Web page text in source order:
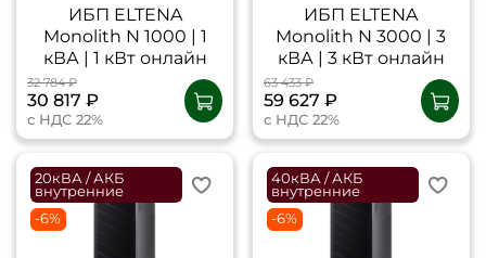
ИБП ELTENA
Monolith N 1000 | 1
кВА | 1 кВт онлайн
32 784 ₽
30 817 ₽
с НДС 22%
ИБП ELTENA
Monolith N 3000 | 3
кВА | 3 кВт онлайн
63 433 ₽
59 627 ₽
с НДС 22%
20кВА / АКБ
внутренние
-6%
40кВА / АКБ
внутренние
-6%